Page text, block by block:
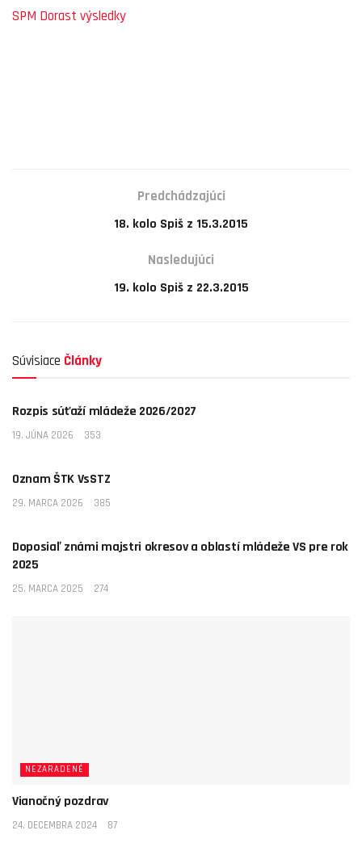
SPM Dorast výsledky
Predchádzajúci
18. kolo Spiš z 15.3.2015
Nasledujúci
19. kolo Spiš z 22.3.2015
Súvisiace Články
NEZARADENÉ
Rozpis súťaží mládeže 2026/2027
19. JÚNA 2026 353
Oznam ŠTK VsSTZ
29. MARCA 2026 385
Doposiaľ známi majstri okresov a oblastí mládeže VS pre rok
2025
25. MARCA 2025 274
NEZARADENÉ
Vianočný pozdrav
24. DECEMBRA 2024 87